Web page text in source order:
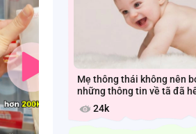
Mẹ thông thái không nên
những thông tin về tã đã
dụng24k